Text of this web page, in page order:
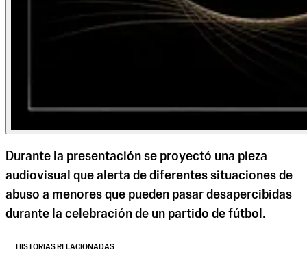
Durante la presentación se proyectó una pieza
audiovisual que alerta de diferentes situaciones de
abuso a menores que pueden pasar desapercibidas
durante la celebración de un partido de fútbol.
HISTORIAS RELACIONADAS